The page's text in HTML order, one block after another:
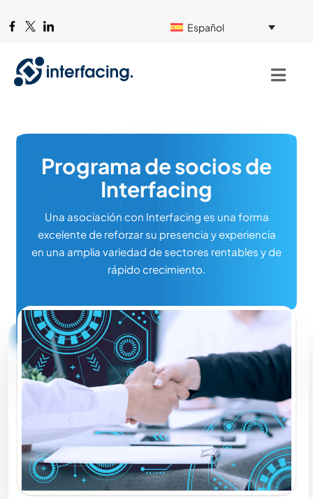
Español
Programa de socios de
Interfacing
Una asociación con Interfacing es una forma
excelente de reforzar su presencia y experiencia
en una amplia variedad de sectores rentables y de
rápido crecimiento.